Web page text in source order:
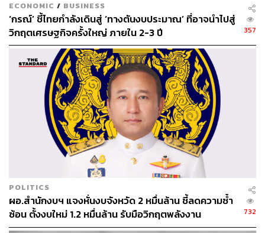
ECONOMIC / BUSINESS
‘กรณ์’ ชี้ไทยกำลังเดินสู่ ‘ทางตันงบประมาณ’ ที่อาจนำไปสู่
วิกฤตเศรษฐกิจครั้งใหญ่ ภายใน 2-3 ปี
357
POLITICS
ผอ.สำนักงบฯ แจงหั่นงบจังหวัด 2 หมื่นล้าน ชี้ลดความซ้ำ
ซ้อน ตั้งงบใหม่ 1.2 หมื่นล้าน รับมือวิกฤตพลังงาน
732